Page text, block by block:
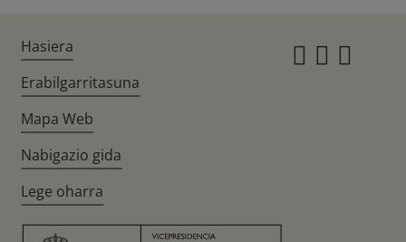
Hasiera
Erabilgarritasuna
Mapa Web
Nabigazio gida
Lege oharra